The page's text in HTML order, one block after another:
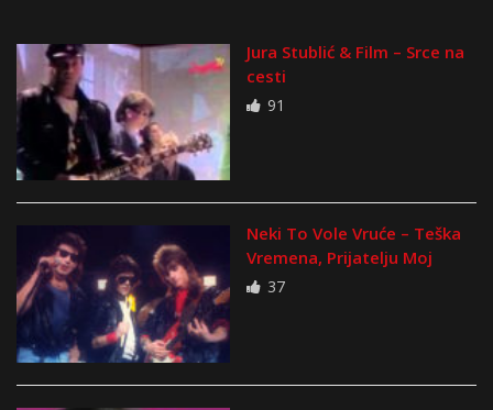
Jura Stublić & Film – Srce na
cesti
91
Neki To Vole Vruće – Teška
Vremena, Prijatelju Moj
37